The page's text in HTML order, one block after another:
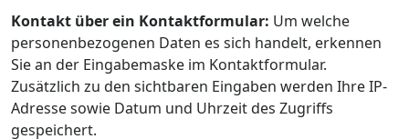
Kontakt über ein Kontaktformular: Um welche
personenbezogenen Daten es sich handelt, erkennen
Sie an der Eingabemaske im Kontaktformular.
Zusätzlich zu den sichtbaren Eingaben werden Ihre IP-
Adresse sowie Datum und Uhrzeit des Zugriffs
gespeichert.